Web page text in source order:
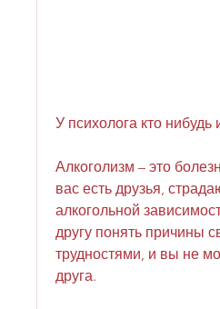
У психолога кто нибудь
Алкоголизм – это
вас есть друзья,
алкогольной
другу понять причины
трудностями, и вы не
друга.